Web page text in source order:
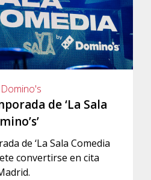
de ‘La Sala
de ‘La Sala Comedia
convertirse en cita